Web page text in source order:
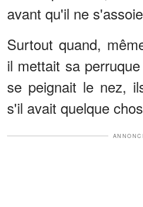
avant qu'il ne
Surtout quand,
il mettait sa
se peignait le nez,
s'il avait quelque